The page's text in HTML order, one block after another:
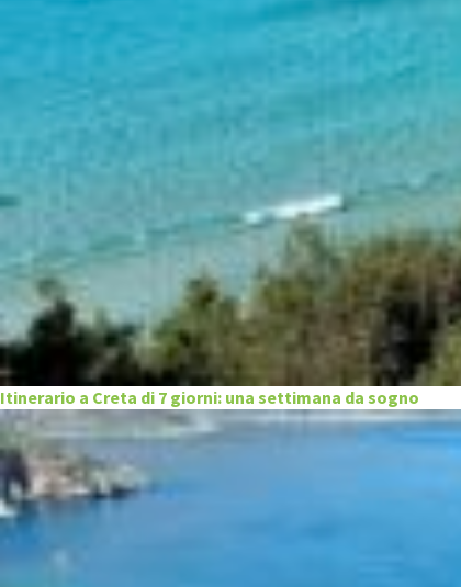
Itinerario a Creta di 7 giorni: una settimana da sogno